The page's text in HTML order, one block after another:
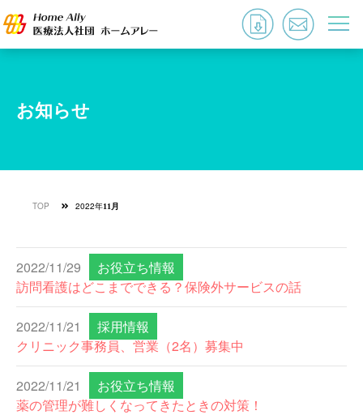
お知らせ
TOP 2022年11月
2022/11/29
お役立ち情報
訪問看護はどこまでできる？保険外サービスの話
2022/11/21
採用情報
クリニック事務員、営業（2名）募集中
2022/11/21
お役立ち情報
薬の管理が難しくなってきたときの対策！